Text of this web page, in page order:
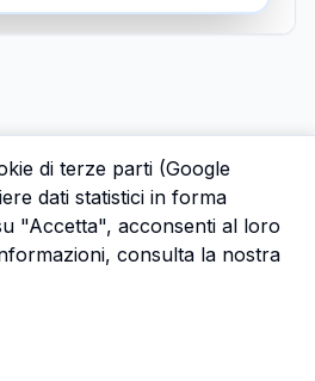
di terze parti (Google
dati statistici in forma
"Accetta", acconsenti al loro
consulta la nostra